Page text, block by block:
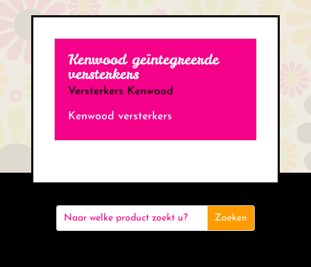
Kenwood geïntegreerde
versterkers
Versterkers Kenwood
Kenwood versterkers